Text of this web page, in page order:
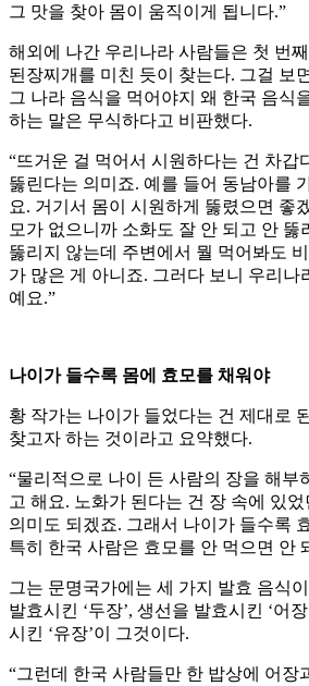
그 맛을 찾아 몸이 움직이게 됩니다.”
해외에 나간 우리나라 사람들은 첫 번
된장찌개를 미친 듯이 찾는다. 그걸 보
그 나라 음식을 먹어야지 왜 한국 음식
하는 말은 무식하다고 비판했다.
“뜨거운 걸 먹어서 시원하다는 건 차갑
뚫린다는 의미죠. 예를 들어 동남아를
요. 거기서 몸이 시원하게 뚫렸으면 좋
모가 없으니까 소화도 잘 안 되고 안 뚫
뚫리지 않는데 주변에서 뭘 먹어봐도
가 많은 게 아니죠. 그러다 보니 우리나
예요.”
나이가 들수록 몸에 효모를 채워야
황 작가는 나이가 들었다는 건 제대로
찾고자 하는 것이라고 요약했다.
“물리적으로 나이 든 사람의 장을 해부
고 해요. 노화가 된다는 건 장 속에 있
의미도 되겠죠. 그래서 나이가 들수록
특히 한국 사람은 효모를 안 먹으면 안
그는 문명국가에는 세 가지 발효 음식
발효시킨 ‘두장’, 생선을 발효시킨 ‘어
시킨 ‘유장’이 그것이다.
“그런데 한국 사람들만 한 밥상에 어장